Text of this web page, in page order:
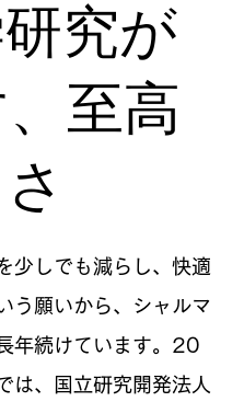
究が
至高
少しでも減らし、快適
う願いから、シャルマ
年続けています。20
は、国立研究開発法人